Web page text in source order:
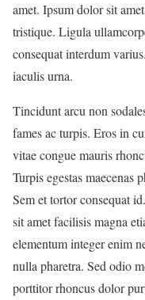
amet. Ipsum dolor sit
tristique. Ligula
consequat interdum
iaculis urna.
Tincidunt arcu non
fames ac turpis. Eros in
vitae congue mauris
Turpis egestas maecenas
Sem et tortor consequat
sit amet facilisis magna
elementum integer enim
nulla pharetra. Sed odio
porttitor rhoncus dolor